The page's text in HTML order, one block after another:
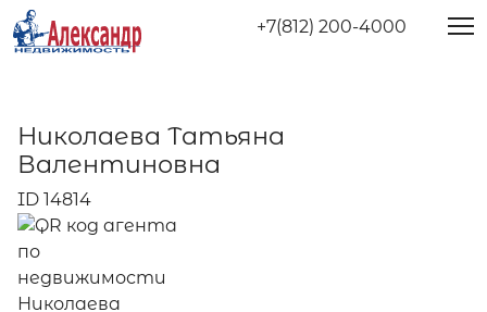
+7(812) 200-4000
Николаева Татьяна
Валентиновна
ID 14814